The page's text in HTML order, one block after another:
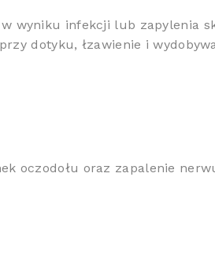
w wyniku infekcji lub zapylenia
dotyku, łzawienie i
oczodołu oraz zapalenie